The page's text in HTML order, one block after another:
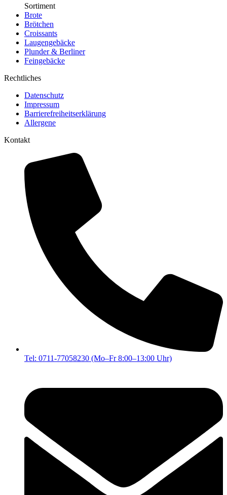
Sortiment
Brote
Brötchen
Croissants
Laugengebäcke
Plunder & Berliner
Feingebäcke
Rechtliches
Datenschutz
Impressum
Barrierefreiheitserklärung
Allergene
Kontakt
Tel: 0711-77058230 (Mo–Fr 8:00–13:00 Uhr)